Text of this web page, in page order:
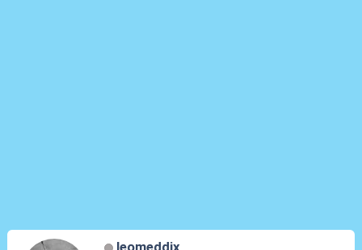
leomeddix